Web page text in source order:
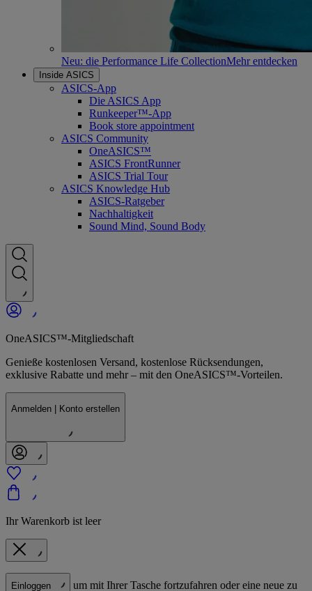
Neu: die Performance Life CollectionMehr entdecken
Inside ASICS
ASICS-App
Die ASICS App
Runkeeper™-App
Book store appointment
ASICS Community
OneASICS™
ASICS FrontRunner
ASICS Trial Tour
ASICS Knowledge Hub
ASICS-Ratgeber
Nachhaltigkeit
Sound Mind, Sound Body
OneASICS™-Mitgliedschaft
Genieße kostenlosen Versand, kostenlose Rücksendungen,
exklusive Rabatte und mehr – mit den OneASICS™-Vorteilen.
Anmelden | Konto erstellen
Ihr Warenkorb ist leer
Einloggen
um mit Ihrer Tasche fortzufahren oder eine neue zu